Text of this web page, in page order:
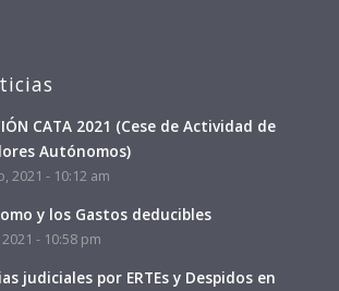
CATA 2021 (Cese de Actividad de
Autónomos)
2021 - 10:12 am
y los Gastos deducibles
- 10:58 pm
judiciales por ERTEs y Despidos en